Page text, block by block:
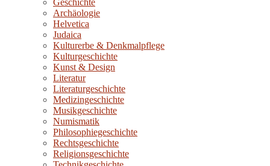
Geschichte
Archäologie
Helvetica
Judaica
Kulturerbe & Denkmalpflege
Kulturgeschichte
Kunst & Design
Literatur
Literaturgeschichte
Medizingeschichte
Musikgeschichte
Numismatik
Philosophiegeschichte
Rechtsgeschichte
Religionsgeschichte